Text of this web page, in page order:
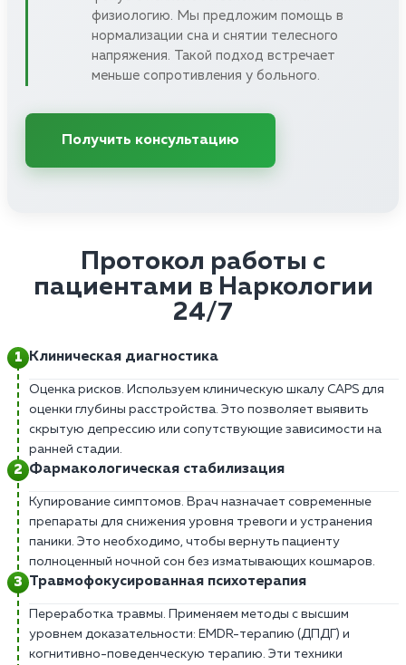
физиологию. Мы предложим помощь в
нормализации сна и снятии телесного
напряжения. Такой подход встречает
меньше сопротивления у больного.
Получить консультацию
Протокол работы с
пациентами в Наркологии
24/7
Клиническая диагностика
Оценка рисков. Используем клиническую шкалу CAPS для
оценки глубины расстройства. Это позволяет выявить
скрытую депрессию или сопутствующие зависимости на
ранней стадии.
Фармакологическая стабилизация
Купирование симптомов. Врач назначает современные
препараты для снижения уровня тревоги и устранения
паники. Это необходимо, чтобы вернуть пациенту
полноценный ночной сон без изматывающих кошмаров.
Травмофокусированная психотерапия
Переработка травмы. Применяем методы с высшим
уровнем доказательности: EMDR-терапию (ДПДГ) и
когнитивно-поведенческую терапию. Эти техники